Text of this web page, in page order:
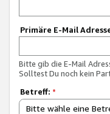
Primäre E-Mail
Bitte gib die E-Mail
Solltest Du noch kein
Betreff: *
Bitte wähle eine